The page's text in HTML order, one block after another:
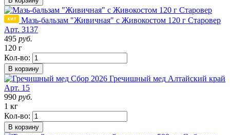
Мазь-бальзам "Живичная" с Живокостом 120 г Старовер
Арт. 3137
495 руб.
120 г
Кол-во:
В корзину
Сбор 2026 Гречишный мед Алтайский край
Арт. 15
990 руб.
1 кг
Кол-во:
В корзину